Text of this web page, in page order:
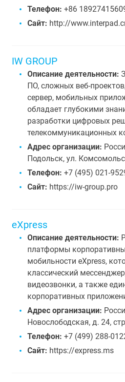
Телефон: +86
Сайт: http://
IW GROUP
Описание деятельности:
ПО, сложных веб-
сервер, мобильных
обладает глубокими
разработки цифровых
телекоммуникационных
Адрес организации:
Подольск, ул.
Телефон: +7 (495) 021-
Сайт: https://iw-group.pro
eXpress
Описание деятельности:
платформы
мобильности eXpress,
классический
видеозвонки, а также
корпоративных
Адрес организации:
Новослободская, д. 24,
Телефон: +7 (499) 288-
Сайт: https://express.ms